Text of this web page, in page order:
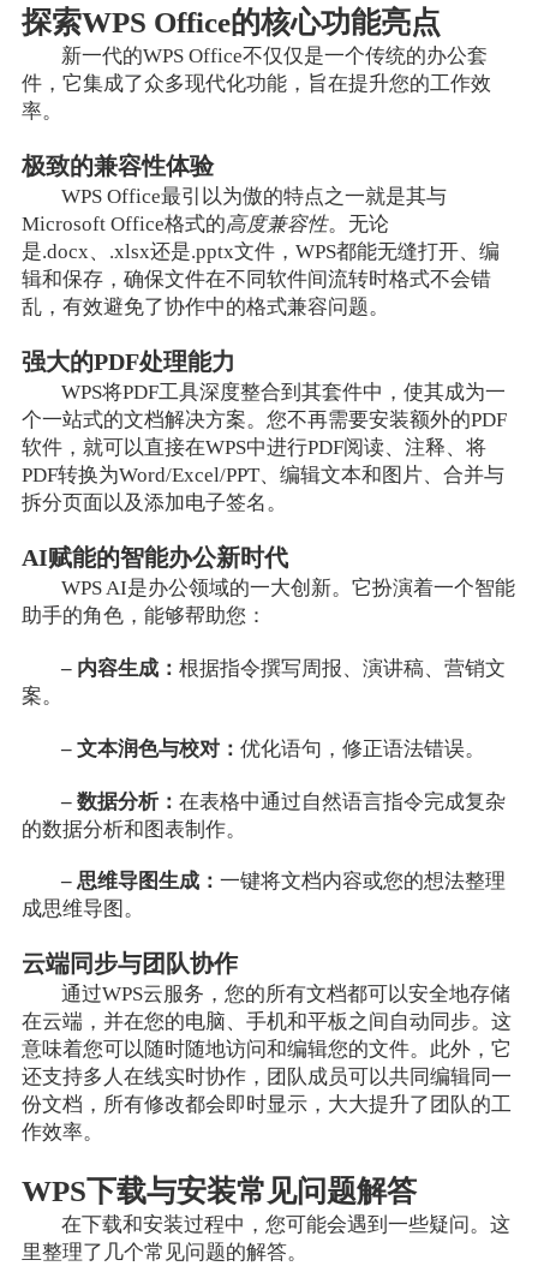
探索WPS Office的核心功能亮点
新一代的WPS Office不仅仅是一个传统的办公套
件，它集成了众多现代化功能，旨在提升您的工作效
率。
极致的兼容性体验
WPS Office最引以为傲的特点之一就是其与
Microsoft Office格式的高度兼容性。无论
是.docx、.xlsx还是.pptx文件，WPS都能无缝打开、编
辑和保存，确保文件在不同软件间流转时格式不会错
乱，有效避免了协作中的格式兼容问题。
强大的PDF处理能力
WPS将PDF工具深度整合到其套件中，使其成为一
个一站式的文档解决方案。您不再需要安装额外的PDF
软件，就可以直接在WPS中进行PDF阅读、注释、将
PDF转换为Word/Excel/PPT、编辑文本和图片、合并与
拆分页面以及添加电子签名。
AI赋能的智能办公新时代
WPS AI是办公领域的一大创新。它扮演着一个智能
助手的角色，能够帮助您：
– 内容生成：根据指令撰写周报、演讲稿、营销文
案。
– 文本润色与校对：优化语句，修正语法错误。
– 数据分析：在表格中通过自然语言指令完成复杂
的数据分析和图表制作。
– 思维导图生成：一键将文档内容或您的想法整理
成思维导图。
云端同步与团队协作
通过WPS云服务，您的所有文档都可以安全地存储
在云端，并在您的电脑、手机和平板之间自动同步。这
意味着您可以随时随地访问和编辑您的文件。此外，它
还支持多人在线实时协作，团队成员可以共同编辑同一
份文档，所有修改都会即时显示，大大提升了团队的工
作效率。
WPS下载与安装常见问题解答
在下载和安装过程中，您可能会遇到一些疑问。这
里整理了几个常见问题的解答。